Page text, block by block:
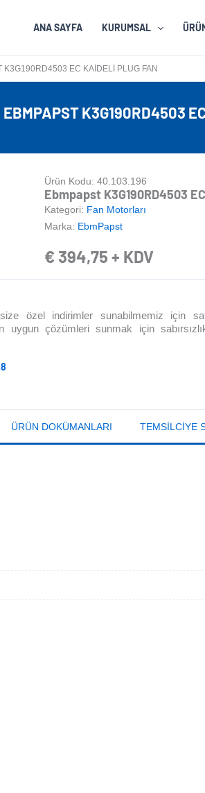
ANA SAYFA KURUMSAL
K3G190RD4503 EC KAIDELI PLUG FAN
EBMPAPST K3G190RD4503
Ürün Kodu: 40.103.196
Ebmpapst K3G190RD4503
Kategori: Fan Motorları
Marka: EbmPapst
€ 394,75 + KDV
özel indirimler sunabilmemiz için
çözümleri sunmak için
ÜRÜN DOKÜMANLARI TEMSILCIYE